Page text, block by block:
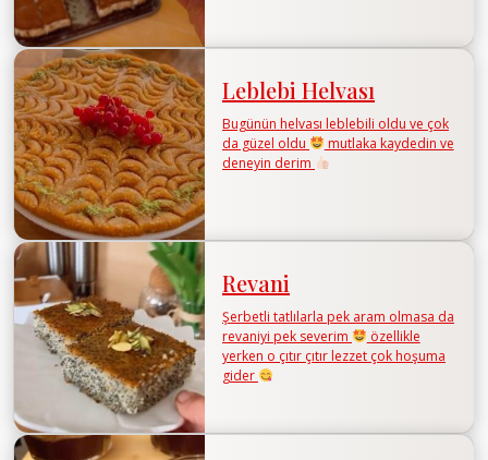
Leblebi Helvası
Bugünün helvası leblebili oldu ve çok
da güzel oldu
mutlaka kaydedin ve
deneyin derim
Revani
Şerbetli tatlılarla pek aram olmasa da
revaniyi pek severim
özellikle
yerken o çıtır çıtır lezzet çok hoşuma
gider